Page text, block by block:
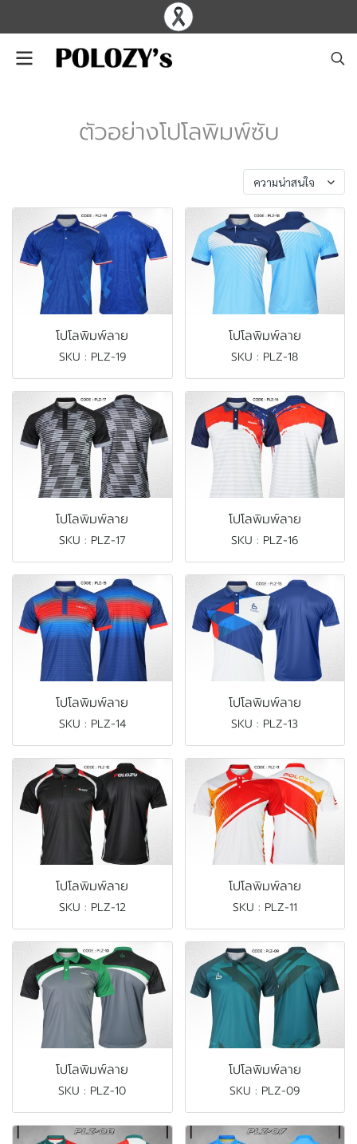
ตัวอย่างโปโลพิมพ์ซับ
ความน่าสนใจ
โปโลพิมพ์ลาย
SKU : PLZ-19
โปโลพิมพ์ลาย
SKU : PLZ-18
โปโลพิมพ์ลาย
SKU : PLZ-17
โปโลพิมพ์ลาย
SKU : PLZ-16
โปโลพิมพ์ลาย
SKU : PLZ-14
โปโลพิมพ์ลาย
SKU : PLZ-13
โปโลพิมพ์ลาย
SKU : PLZ-12
โปโลพิมพ์ลาย
SKU : PLZ-11
โปโลพิมพ์ลาย
SKU : PLZ-10
โปโลพิมพ์ลาย
SKU : PLZ-09